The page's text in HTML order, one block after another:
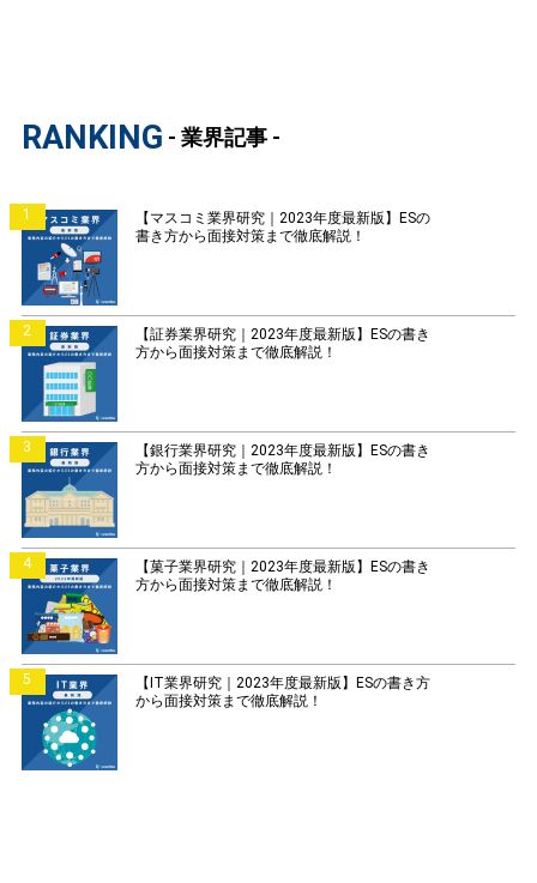
RANKING - 業界記事 -
1
【マスコミ業界研究｜2023年度最新版】ESの
書き方から面接対策まで徹底解説！
2
【証券業界研究｜2023年度最新版】ESの書き
方から面接対策まで徹底解説！
3
【銀行業界研究｜2023年度最新版】ESの書き
方から面接対策まで徹底解説！
4
【菓子業界研究｜2023年度最新版】ESの書き
方から面接対策まで徹底解説！
5
【IT業界研究｜2023年度最新版】ESの書き方
から面接対策まで徹底解説！